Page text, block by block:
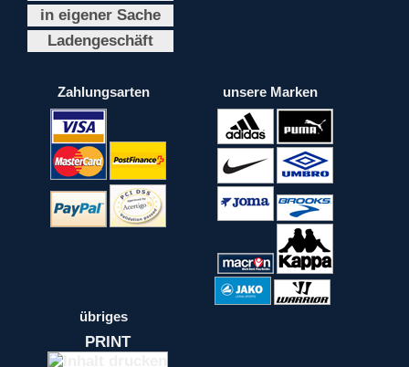
in eigener Sache
Ladengeschäft
Zahlungsarten unsere Marken
übriges
PRINT